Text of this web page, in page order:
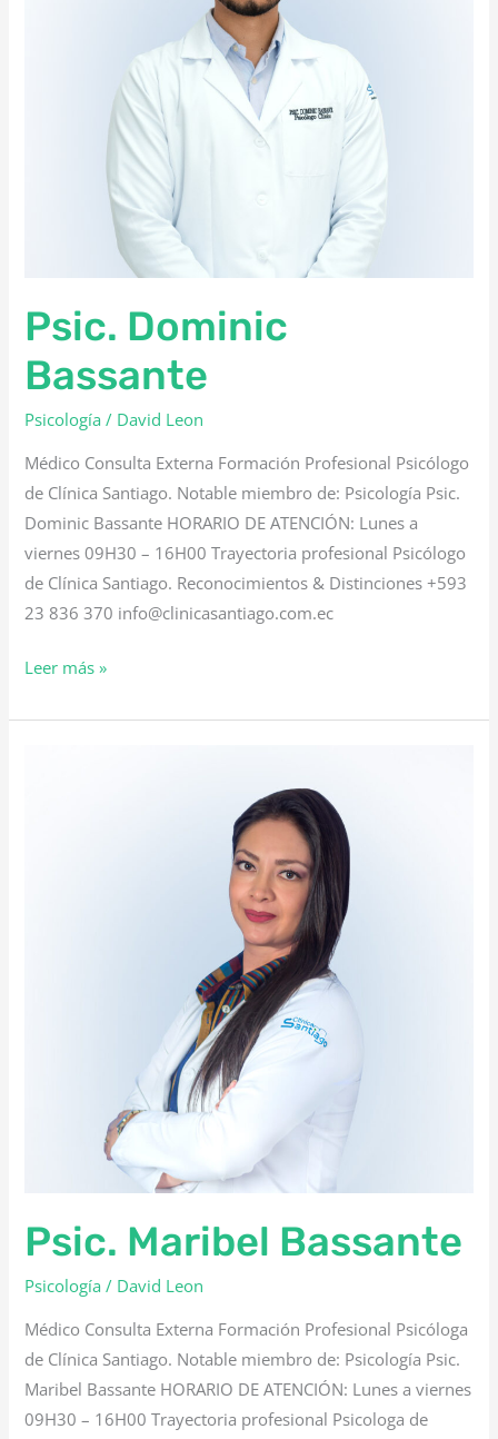
Psic. Dominic
Bassante
Psicología / David Leon
Médico Consulta Externa Formación Profesional Psicólogo
de Clínica Santiago. Notable miembro de: Psicología Psic.
Dominic Bassante HORARIO DE ATENCIÓN: Lunes a
viernes 09H30 – 16H00 Trayectoria profesional Psicólogo
de Clínica Santiago. Reconocimientos & Distinciones +593
23 836 370 info@clinicasantiago.com.ec
Leer más »
Psic. Maribel Bassante
Psicología / David Leon
Médico Consulta Externa Formación Profesional Psicóloga
de Clínica Santiago. Notable miembro de: Psicología Psic.
Maribel Bassante HORARIO DE ATENCIÓN: Lunes a viernes
09H30 – 16H00 Trayectoria profesional Psicologa de